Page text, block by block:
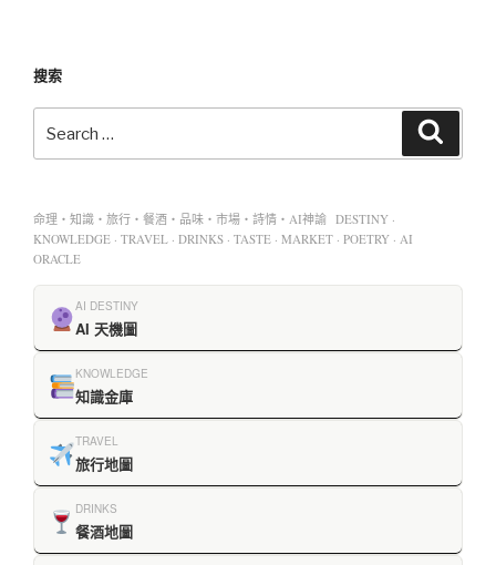
搜索
命理・知識・旅行・餐酒・品味・市場・詩情・AI神諭 DESTINY ·
KNOWLEDGE · TRAVEL · DRINKS · TASTE · MARKET · POETRY · AI
ORACLE
AI DESTINY
AI 天機圖
KNOWLEDGE
知識金庫
TRAVEL
旅行地圖
DRINKS
餐酒地圖